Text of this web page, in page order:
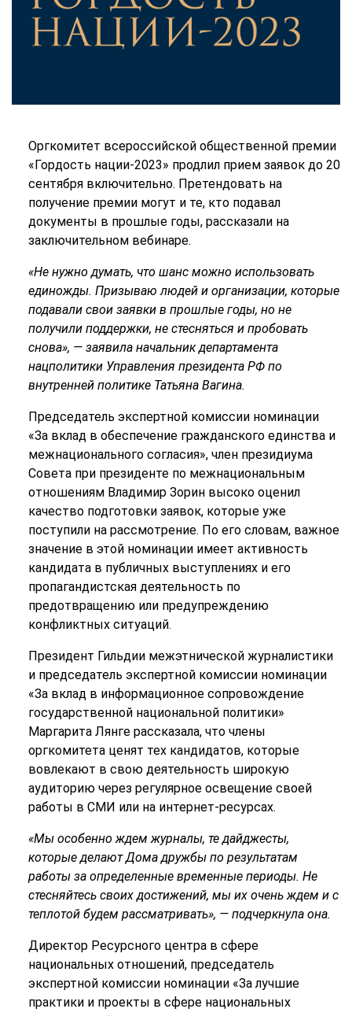
Оргкомитет всероссийской общественной премии
«Гордость нации-2023» продлил прием заявок до 20
сентября включительно. Претендовать на
получение премии могут и те, кто подавал
документы в прошлые годы, рассказали на
заключительном вебинаре.
«Не нужно думать, что шанс можно использовать
единожды. Призываю людей и организации, которые
подавали свои заявки в прошлые годы, но не
получили поддержки, не стесняться и пробовать
снова», — заявила начальник департамента
нацполитики Управления президента РФ по
внутренней политике Татьяна Вагина.
Председатель экспертной комиссии номинации
«За вклад в обеспечение гражданского единства и
межнационального согласия», член президиума
Совета при президенте по межнациональным
отношениям Владимир Зорин высоко оценил
качество подготовки заявок, которые уже
поступили на рассмотрение. По его словам, важное
значение в этой номинации имеет активность
кандидата в публичных выступлениях и его
пропагандистская деятельность по
предотвращению или предупреждению
конфликтных ситуаций.
Президент Гильдии межэтнической журналистики
и председатель экспертной комиссии номинации
«За вклад в информационное сопровождение
государственной национальной политики»
Маргарита Лянге рассказала, что члены
оргкомитета ценят тех кандидатов, которые
вовлекают в свою деятельность широкую
аудиторию через регулярное освещение своей
работы в СМИ или на интернет-ресурсах.
«Мы особенно ждем журналы, те дайджесты,
которые делают Дома дружбы по результатам
работы за определенные временные периоды. Не
стесняйтесь своих достижений, мы их очень ждем и с
теплотой будем рассматривать», — подчеркнула она.
Директор Ресурсного центра в сфере
национальных отношений, председатель
экспертной комиссии номинации «За лучшие
практики и проекты в сфере национальных